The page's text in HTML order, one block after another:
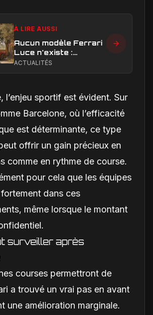
À LIRE AUSSI
Aucun modèle Ferrari
Luce n'existe :
clarification sur les
ACTUALITÉS
l’enjeu sportif est évident. Sur
Barcelone, où l’efficacité
est déterminante, ce type
offrir un gain précieux en
comme en rythme de course.
pour cela que les équipes
dans ces
même lorsque le montant
surveiller après
courses permettront de
a trouvé un vrai pas en avant
une amélioration marginale.